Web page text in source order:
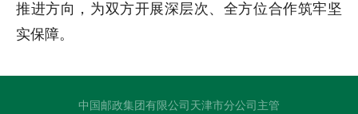
推进方向，为双方开展深层次、全方位合作筑牢坚
实保障。
中国邮政集团有限公司天津市分公司主管